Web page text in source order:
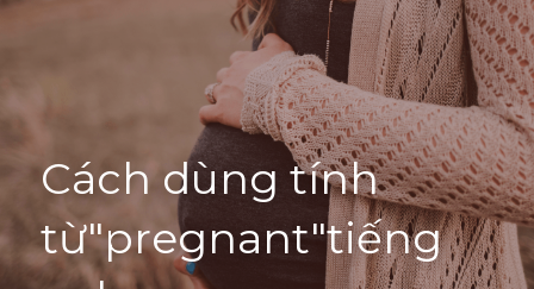
IELTS Videos - Ebook
Điểm báo
Idiom
HỌC THỬ →
Cách dùng tính
từ"pregnant"tiếng